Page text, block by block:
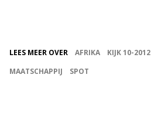
LEES MEER OVER AFRIKA KIJK 10-2012
MAATSCHAPPIJ
SPOT